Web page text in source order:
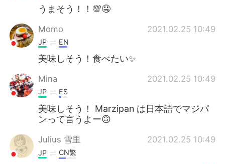
うまそう！！💯🤤
Momo 2021.02.25 10:49
JP EN
美味しそう！食べたい✨
Mina 2021.02.25 10:49
JP ES
美味しそう！ Marzipan は日本語でマジパ
ンって言うよー🙃
Julius 雪里 2021.02.25 10:49
JP CN繁